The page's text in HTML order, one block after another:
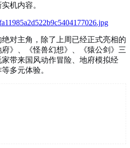
机内容。
对主角，除了上周已经正式亮相的
府》、《怪兽幻想》、《猿公剑》三
带来国风动作冒险、地府模拟经
多元体验。